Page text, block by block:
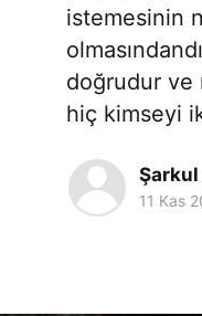
istemesinin
doğrudur ve
hiç kimseyi
11 Kas